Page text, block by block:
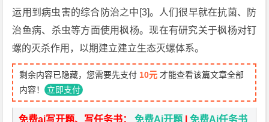
运用到病虫害的综合防治之中[3]。人们很早就在抗菌、防
治鱼病、杀虫等方面使用枫杨。现在有研究关于枫杨对钉
螺的灭杀作用，以期建立建立生态灭螺体系。
剩余内容已隐藏，您需要先支付 10元 才能查看该篇文章全部
内容！ 立即支付
免费ai写开题、写任务书：免费Ai开题 |免费Ai任务书